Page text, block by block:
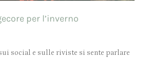
per l’inverno
social e sulle riviste si sente parlare